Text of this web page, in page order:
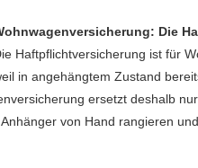
Die
Haft­pflichtversicherung ist für
in angehängtem Zustand
ersetzt deshalb
von Hand rangieren